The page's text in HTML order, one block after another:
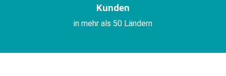
Kunden
in mehr als 50 Ländern